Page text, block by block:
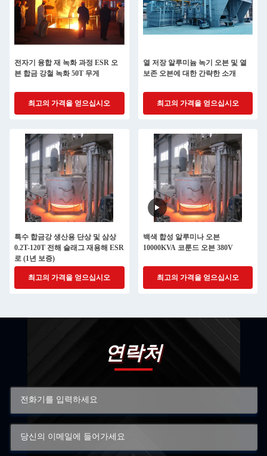
전자기 융합 재 녹화 과정 ESR 오
븐 합금 강철 녹화 50T 무게
최고의 가격을 얻으십시오
열 저장 알루미늄 녹기 오븐 및 열
보존 오븐에 대한 간략한 소개
최고의 가격을 얻으십시오
특수 합금강 생산용 단상 및 삼상
0.2T-120T 전해 슬래그 재용해 ESR
로 (1년 보증)
최고의 가격을 얻으십시오
백색 합성 알루미나 오븐
10000KVA 코룬드 오븐 380V
최고의 가격을 얻으십시오
연락처